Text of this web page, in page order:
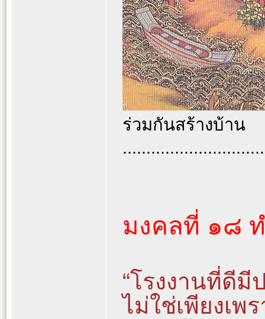
ร่วมกันสร้างบ้าน
มงคลที่ ๑๘
“โรงงานที่ดี
ไม่ใช่เพียงเพ